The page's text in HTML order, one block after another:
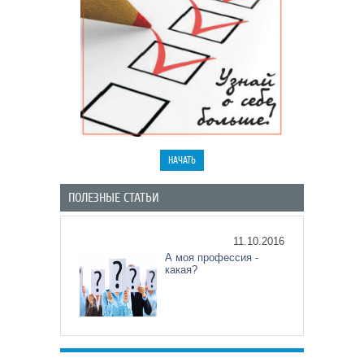
ПОЛЕЗНЫЕ СТАТЬИ
11.10.2016
А моя профессия -
какая?